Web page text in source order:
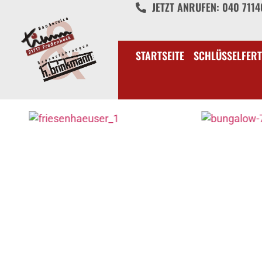
JETZT ANRUFEN: 040
STARTSEITE